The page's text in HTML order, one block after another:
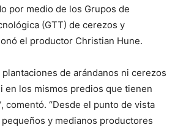
por medio de los Grupos de
(GTT) de cerezos y
el productor Christian Hune.
plantaciones de arándanos ni cerezos
en los mismos predios que tienen
comentó. “Desde el punto de vista
y medianos productores